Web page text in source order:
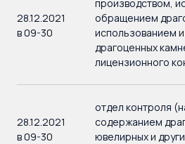
28.12.2021
в 09-30
производством,
обращением
использованием
драгоценных
лицензионного
28.12.2021
в 09-30
отдел контроля
содержанием
ювелирных и